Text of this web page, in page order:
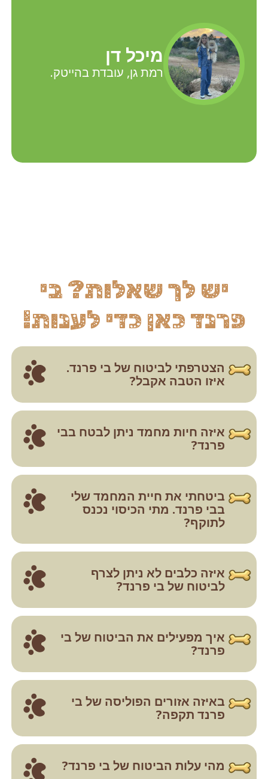
מיכל דן
רמת גן, עובדת בהייטק.
יש לך שאלות?בי
פרנד כאן כדי לענות!
הצטרפתי לביטוח של בי פרנד.
איזו הטבה אקבל?
איזה חיות מחמד ניתן לבטח בבי
פרנד?
ביטחתי את חיית המחמד שלי
בבי פרנד. מתי הכיסוי נכנס
לתוקף?
איזה כלבים לא ניתן לצרף
לביטוח של בי פרנד?
איך מפעילים את הביטוח של בי
פרנד?
באיזה אזורים הפוליסה של בי
פרנד תקפה?
מהי עלות הביטוח של בי פרנד?